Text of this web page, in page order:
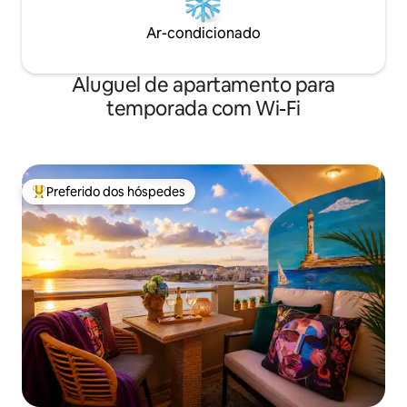
Ar-condicionado
Aluguel de apartamento para
temporada com Wi-Fi
Entre os melhores preferidos dos hóspedes
Preferido dos hóspedes